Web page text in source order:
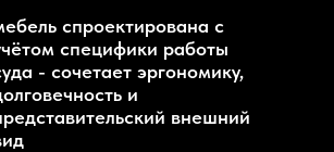
спроектирована с
специфики работы
- сочетает эргономику,
и
внешний